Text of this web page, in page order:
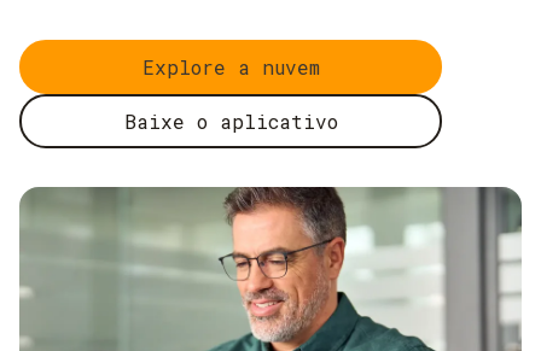
Explore a nuvem
Baixe o aplicativo